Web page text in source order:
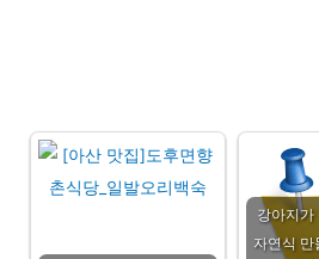
강아지가
자연식 만